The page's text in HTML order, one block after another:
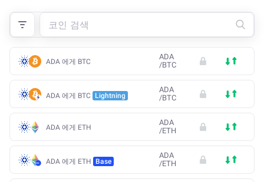
ADA 에게 BTC
ADA
/BTC
ADA 에게 BTC Lightning
ADA
/BTC
ADA 에게 ETH
ADA
/ETH
ADA 에게 ETH Base
ADA
/ETH